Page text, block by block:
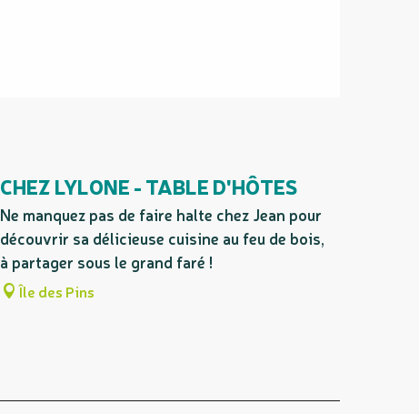
CHEZ LYLONE - TABLE D'HÔTES
Ne manquez pas de faire halte chez Jean pour
découvrir sa délicieuse cuisine au feu de bois,
à partager sous le grand faré !
Île des Pins